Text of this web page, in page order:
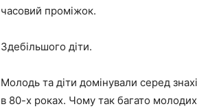
часовий проміжок.
Здебільшого діти.
Молодь та діти домінували серед
в 80-х роках. Чому так багато